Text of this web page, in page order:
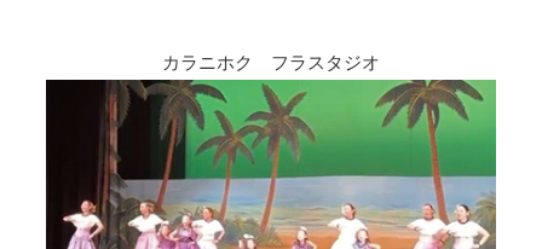
カラニホク フラスタジオ